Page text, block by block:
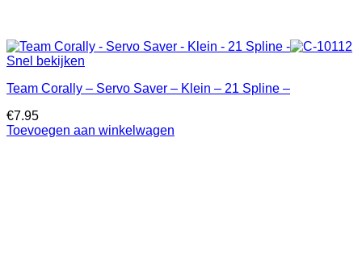
Snel bekijken
Team Corally – Servo Saver – Klein – 21 Spline –
€7.95
Toevoegen aan winkelwagen